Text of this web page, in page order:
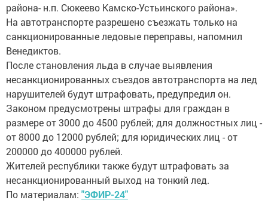
района- н.п. Сюкеево Камско-Устьинского района».
На автотранспорте разрешено съезжать только на
санкционированные ледовые переправы, напомнил
Венедиктов.
После становления льда в случае выявления
несанкционированных съездов автотранспорта на лед
нарушителей будут штрафовать, предупредил он.
Законом предусмотрены штрафы для граждан в
размере от 3000 до 4500 рублей; для должностных лиц -
от 8000 до 12000 рублей; для юридических лиц - от
200000 до 400000 рублей.
Жителей республики также будут штрафовать за
несанкционированный выход на тонкий лед.
По материалам: "ЭФИР-24"